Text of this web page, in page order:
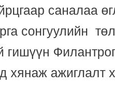
саналаа
сонгуулийн
гишүүн
хянаж ажиглалт